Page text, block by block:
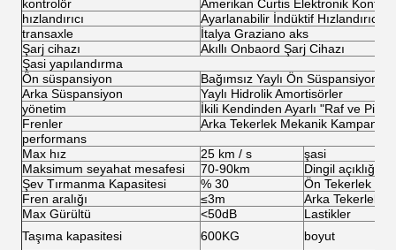
kontrolör
Amerikan Curtis Elektronik
hızlandırıcı
Ayarlanabilir İndüktif Hızlandırıcı
transaxle
İtalya Graziano aks
Şarj cihazı
Akıllı Onbaord Şarj Cihazı
Şasi yapılandırma
Ön süspansiyon
Bağımsız Yaylı Ön Süspansiyon
Arka Süspansiyon
Yaylı Hidrolik Amortisörler
yönetim
İkili Kendinden Ayarlı "Raf ve
Frenler
Arka Tekerlek Mekanik
performans
Max hız
25 km / s
şasi
Maksimum seyahat mesafesi
70-90km
Dingil açıklığı
Şev Tırmanma Kapasitesi
% 30
Ön Tekerlek
Fren aralığı
≤3m
Arka Tekerlek
Max Gürültü
<50dB
Lastikler
Taşıma kapasitesi
600KG
boyut